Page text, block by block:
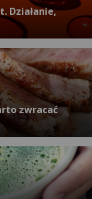
Działanie,
zwracać